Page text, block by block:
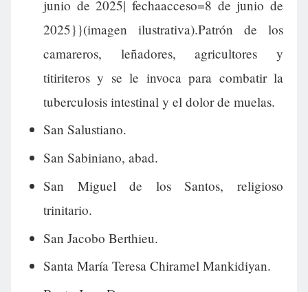
junio de 2025| fechaacceso=8 de junio de
2025}}(imagen ilustrativa).Patrón de los
camareros, leñadores, agricultores y
titiriteros y se le invoca para combatir la
tuberculosis intestinal y el dolor de muelas.
San Salustiano.
San Sabiniano, abad.
San Miguel de los Santos, religioso
trinitario.
San Jacobo Berthieu.
Santa María Teresa Chiramel Mankidiyan.